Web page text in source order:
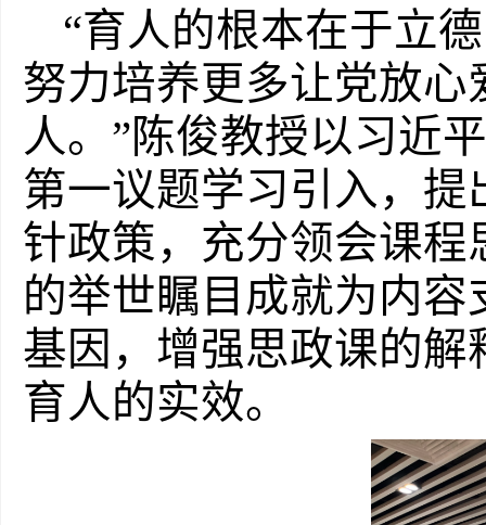
“育人的根本在于立
努力培养更多让党放
人。”陈俊教授以习近
第一议题学习引入，
针政策，充分领会课
的举世瞩目成就为内
基因，增强思政课的
育人的实效。